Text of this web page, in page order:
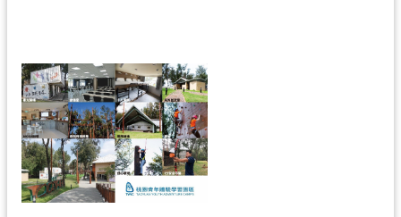
頁
網
站
導
覽
市